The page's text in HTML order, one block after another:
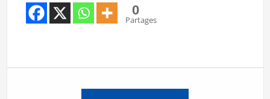
0
Partages